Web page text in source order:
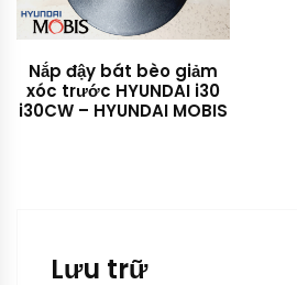
Lưu trữ
Nắp đậy bát bèo giảm
xóc trước HYUNDAI i30
i30CW – HYUNDAI MOBIS